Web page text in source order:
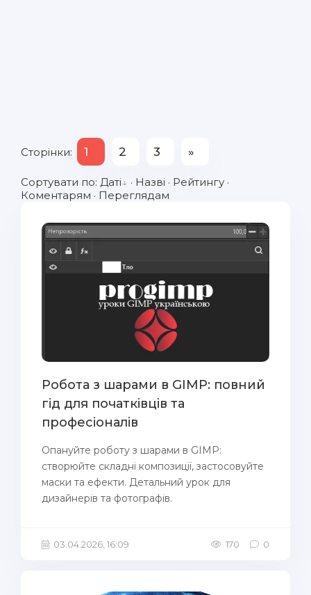
Сторінки: 1 2 3 »
Сортувати по: Даті · Назві · Рейтингу ·
Коментарям · Переглядам
Робота з шарами в GIMP: повний
гід для початківців та
професіоналів
Опануйте роботу з шарами в GIMP:
створюйте складні композиції, застосовуйте
маски та ефекти. Детальний урок для
дизайнерів та фотографів.
03.04.2026, 16:09 170 0